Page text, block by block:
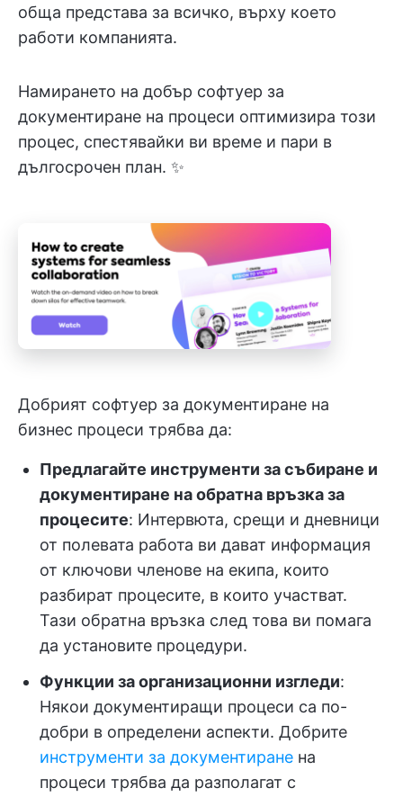
обща представа за всичко, върху което
работи компанията.
Намирането на добър софтуер за
документиране на процеси оптимизира този
процес, спестявайки ви време и пари в
дългосрочен план. ✨
Добрият софтуер за документиране на
бизнес процеси трябва да:
Предлагайте инструменти за събиране и
документиране на обратна връзка за
процесите: Интервюта, срещи и дневници
от полевата работа ви дават информация
от ключови членове на екипа, които
разбират процесите, в които участват.
Тази обратна връзка след това ви помага
да установите процедури.
Функции за организационни изгледи:
Някои документиращи процеси са по-
добри в определени аспекти. Добрите
инструменти за документиране на
процеси трябва да разполагат с